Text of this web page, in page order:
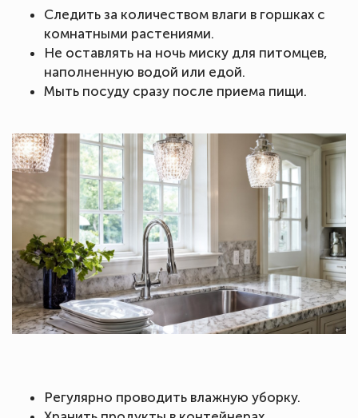
Следить за количеством влаги в горшках с
комнатными растениями.
Не оставлять на ночь миску для питомцев,
наполненную водой или едой.
Мыть посуду сразу после приема пищи.
Регулярно проводить влажную уборку.